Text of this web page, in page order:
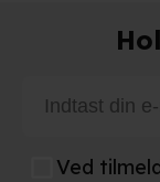
Ved